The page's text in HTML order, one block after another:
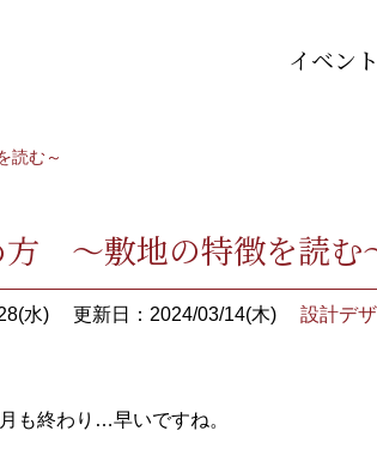
イベント
読む～
方 ～敷地の特徴を読む
水) 更新日：2024/03/14(木) 設計デ
も終わり…早いですね。